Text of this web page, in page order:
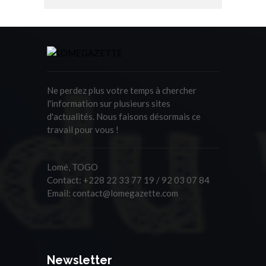
Ne perdez plus votre temps à chercher
l'information sur plusieurs sites
d'actualités. Nous faisons désormais ce
travail pour vous !
Lomé, TOGO
Contact: +228 22 33 77 19 / 92 03 07 84
Email: contact@lomegazette.com
Newsletter